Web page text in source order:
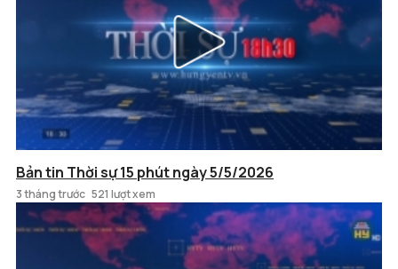
Bản tin Thời sự 15 phút ngày 5/5/2026
3 tháng trước 521 lượt xem